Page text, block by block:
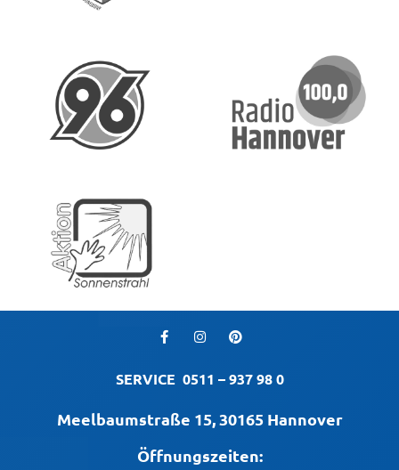
SERVICE 0511 – 937 98 0
Meelbaumstraße 15, 30165 Hannover
Öffnungszeiten: